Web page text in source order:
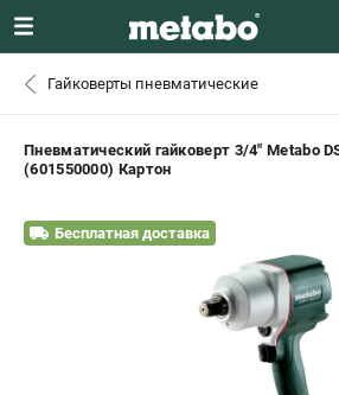
+7 (911) 360-06-14 | +7 (8112) 59-10-
САНКТ-ПЕТЕРБУРГ
0 ₽
Гайковерты пневматические
Пневматический гайковерт 3/4" Metabo
(601550000) Картон
Бесплатная доставка